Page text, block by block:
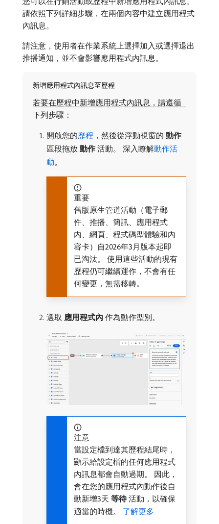
請依照下列詳細步驟，在兩個內容中建立應用程式
內訊息。
請注意，使用者在作業系統上選擇加入或選擇退出
推播通知，並不會影響應用程式內訊息。
新增應用程式內訊息至歷程
若要在歷程中新增應用程式內訊息，請遵循
下列步驟：
開啟您的歷程 ，然後從浮動視窗的​ 動作​
區段拖放​ 動作​活動。 深入瞭解動作活
動。
重要
舊版原生管道活動（電子郵
件、推播、簡訊、應用程式
內、網頁、程式碼型體驗和內
容卡）自2026年3月版本起即
已淘汰。 使用這些活動的現有
歷程仍可繼續運作，不會有任
何變更，無需移轉。
選取​ 應用程式內 ​作為動作型別。
注意
當設定檔到達其歷程結尾時，
顯示給設定檔的任何應用程式
內訊息都會自動過期。 因此，
會在您的應用程式內動作後自
動新增3天​ 等待​活動，以確保
適當的時機。 了解更多